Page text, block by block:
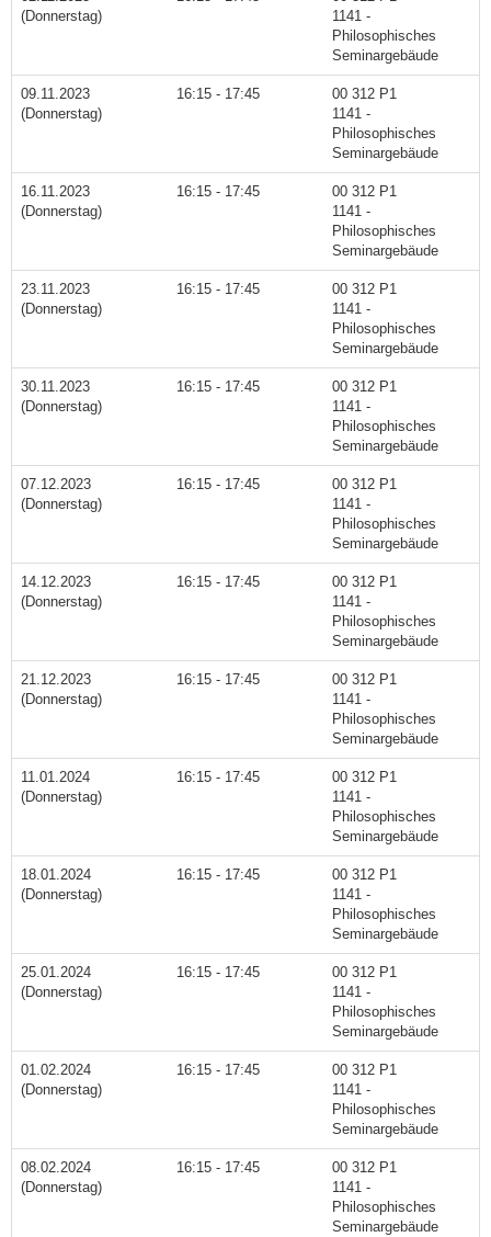
(Donnerstag)
1141 -
Philosophisches
Seminargebäude
09.11.2023
(Donnerstag)
16:15 - 17:45
00 312 P1
1141 -
Philosophisches
Seminargebäude
16.11.2023
(Donnerstag)
16:15 - 17:45
00 312 P1
1141 -
Philosophisches
Seminargebäude
23.11.2023
(Donnerstag)
16:15 - 17:45
00 312 P1
1141 -
Philosophisches
Seminargebäude
30.11.2023
(Donnerstag)
16:15 - 17:45
00 312 P1
1141 -
Philosophisches
Seminargebäude
07.12.2023
(Donnerstag)
16:15 - 17:45
00 312 P1
1141 -
Philosophisches
Seminargebäude
14.12.2023
(Donnerstag)
16:15 - 17:45
00 312 P1
1141 -
Philosophisches
Seminargebäude
21.12.2023
(Donnerstag)
16:15 - 17:45
00 312 P1
1141 -
Philosophisches
Seminargebäude
11.01.2024
(Donnerstag)
16:15 - 17:45
00 312 P1
1141 -
Philosophisches
Seminargebäude
18.01.2024
(Donnerstag)
16:15 - 17:45
00 312 P1
1141 -
Philosophisches
Seminargebäude
25.01.2024
(Donnerstag)
16:15 - 17:45
00 312 P1
1141 -
Philosophisches
Seminargebäude
01.02.2024
(Donnerstag)
16:15 - 17:45
00 312 P1
1141 -
Philosophisches
Seminargebäude
08.02.2024
(Donnerstag)
16:15 - 17:45
00 312 P1
1141 -
Philosophisches
Seminargebäude